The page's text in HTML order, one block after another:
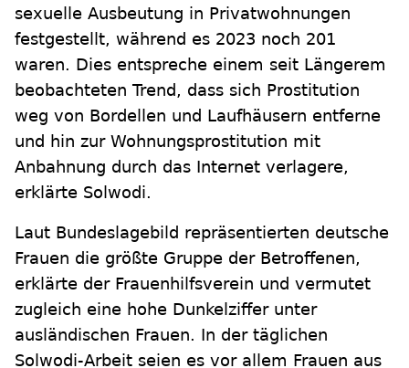
sexuelle Ausbeutung in Privatwohnungen
festgestellt, während es 2023 noch 201
waren. Dies entspreche einem seit Längerem
beobachteten Trend, dass sich Prostitution
weg von Bordellen und Laufhäusern entferne
und hin zur Wohnungsprostitution mit
Anbahnung durch das Internet verlagere,
erklärte Solwodi.
Laut Bundeslagebild repräsentierten deutsche
Frauen die größte Gruppe der Betroffenen,
erklärte der Frauenhilfsverein und vermutet
zugleich eine hohe Dunkelziffer unter
ausländischen Frauen. In der täglichen
Solwodi-Arbeit seien es vor allem Frauen aus